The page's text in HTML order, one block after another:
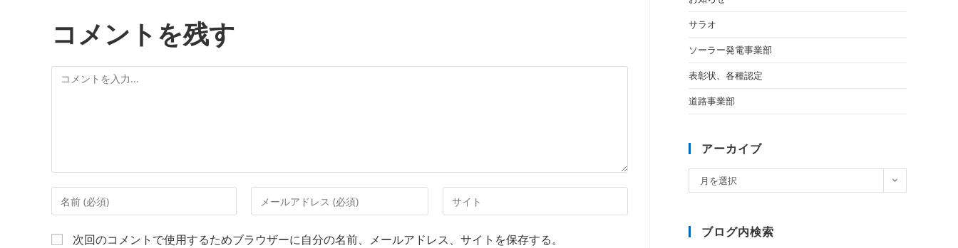
コメントを残す
次回のコメントで使用するためブラウザーに自分の名前、メールアドレス、サイトを保存する。
サラオ
ソーラー発電事業部
表彰状、各種認定
道路事業部
アーカイブ
月を選択
ブログ内検索